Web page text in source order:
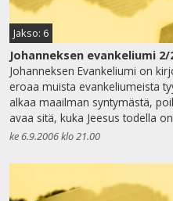
Jakso: 6
Johanneksen evankeliumi 2/
Johanneksen Evankeliumi on
eroaa muista evankeliumeista
alkaa maailman syntymästä,
avaa sitä, kuka Jeesus todella
ke 6.9.2006 klo 21.00